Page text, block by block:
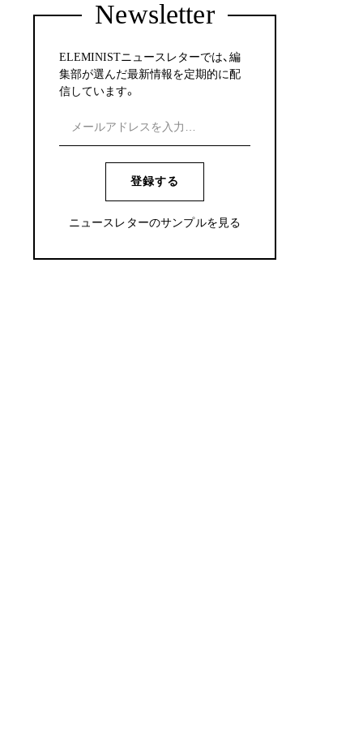
Newsletter
ELEMINISTニュースレターでは、編
集部が選んだ最新情報を定期的に配
信しています。
登録する
ニュースレターのサンプルを見る